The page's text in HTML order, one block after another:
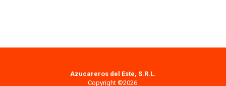
Azucareros del Este, S.R.L.
Copyright ©2026.